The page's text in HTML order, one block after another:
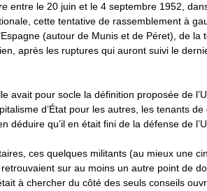
entre le 20 juin et le 4 septembre 1952,
cette tentative de rassemblement à
(autour de Munis et de Péret), de la
après les ruptures qui auront suivi le
avait pour socle la définition proposée de
d’État pour les autres, les tenants
déduire qu’il en était fini de la défense de
ces quelques militants (au mieux une
sur au moins un autre point de
à chercher du côté des seuls conseils